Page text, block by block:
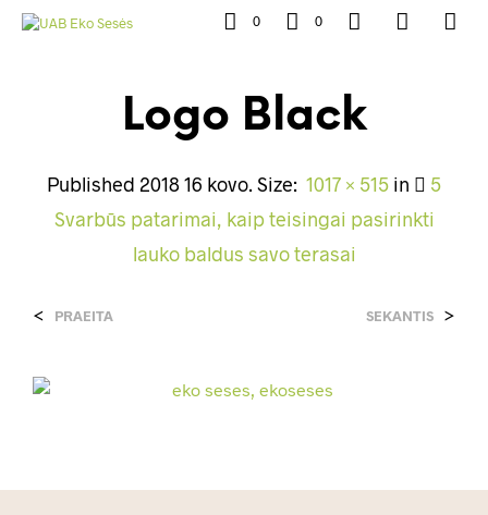
0 0
Logo Black
Published 2018 16 kovo. Size: 1017 × 515 in
5
Svarbūs patarimai, kaip teisingai pasirinkti
lauko baldus savo terasai
< PRAEITA SEKANTIS >